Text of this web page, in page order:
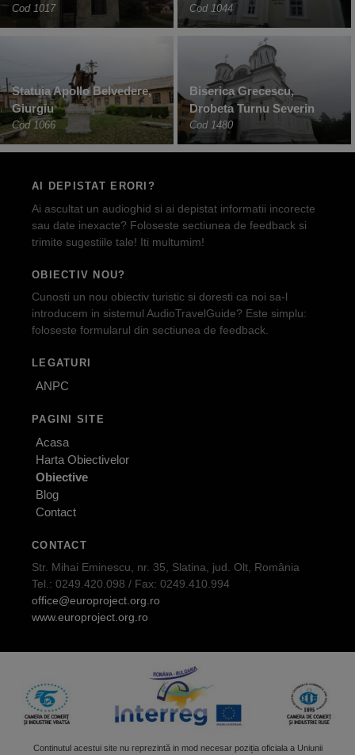
Cod 1017 Cod 1044
Statuia Apollo Belvedere,
Giurgiu
Cod 1066
Biserica Grecescu,
Drobeta Turnu Severin
Cod 1480
AI DEPISTAT ERORI?
Ai ascultat un audioghid si ai depistat informatii incorecte
sau date inexacte? Foloseste sectiunea de feedback si
trimite sugestiile tale! Iti multumim!
OBIECTIV NOU?
Cunosti un nou obiectiv turistic si doresti ca noi sa-l
introducem in sistemul AudioTravelGuide? Este simplu:
foloseste formularul din sectiunea de feedback.
LEGATURI
ANPC
PAGINI SITE
Acasa
Harta Obiectivelor
Obiective
Blog
Contact
CONTACT
Str. Mihai Eminescu, nr. 35, Slatina, jud. Olt, România
Tel.: 0249.420.098 / Fax: 0249.410.994
office@europroject.org.ro
www.europroject.org.ro
Continutul acestui site nu reprezintă in mod necesar poziția oficiala a Uniunii